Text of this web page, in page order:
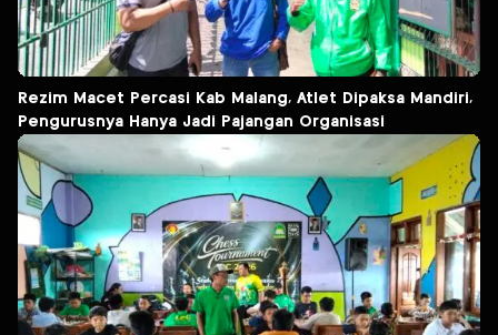
Rezim Macet Percasi Kab Malang, Atlet Dipaksa Mandiri,
Pengurusnya Hanya Jadi Pajangan Organisasi